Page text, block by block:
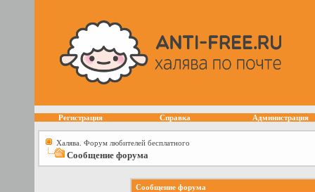
Регистрация Справка Администрация
Халява. Форум любителей бесплатного
Сообщение форума
Сообщение форума